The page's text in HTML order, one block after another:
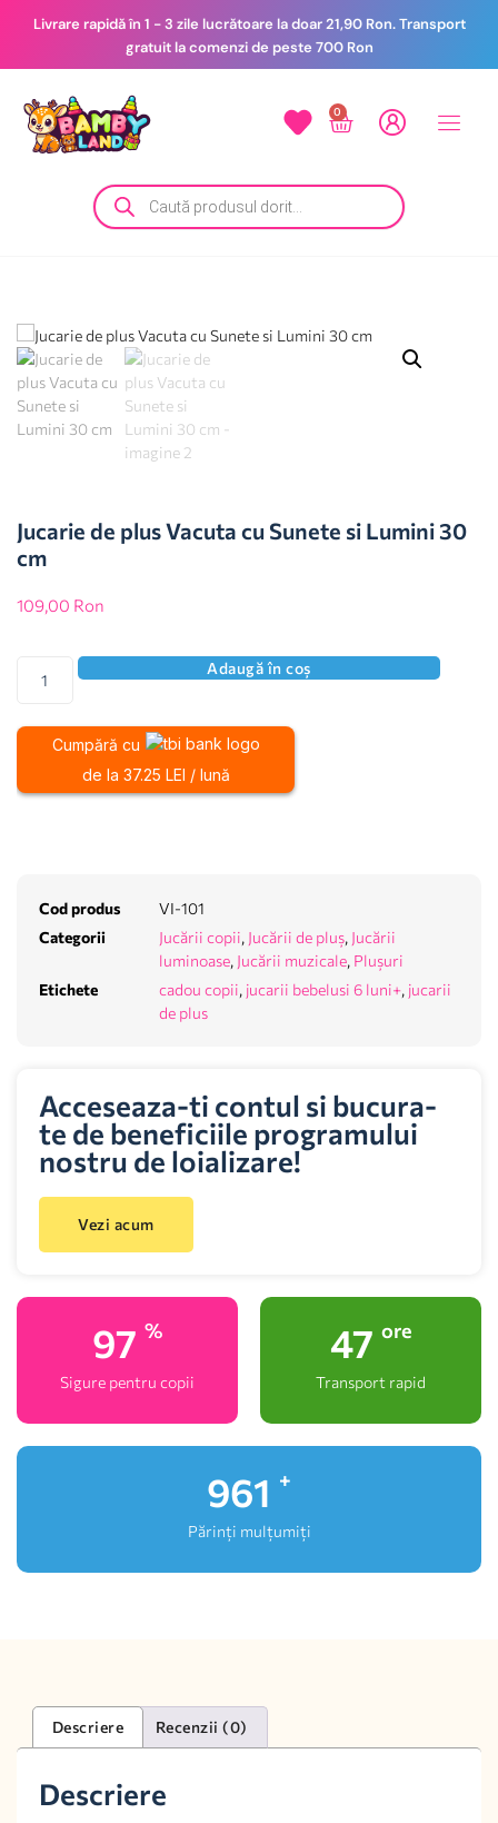
Livrare rapidă în 1 - 3 zile lucrătoare la doar 21,90 Ron. Transport
gratuit la comenzi de peste 700 Ron
0
Jucarie de plus Vacuta cu Sunete si Lumini 30
cm
109,00 Ron
Adaugă în coș
Cumpără cu
de la 37.25 LEI / lună
Cod produs
VI-101
Categorii
Jucării copii, Jucării de pluș, Jucării
luminoase, Jucării muzicale, Plușuri
Etichete
cadou copii, jucarii bebelusi 6 luni+, jucarii
de plus
Acceseaza-ti contul si bucura-
te de beneficiile programului
nostru de loializare!
Vezi acum
100 %
Sigure pentru copii
48 ore
Transport rapid
1,000
Părinți mulțumiți
Descriere Recenzii (0)
Descriere